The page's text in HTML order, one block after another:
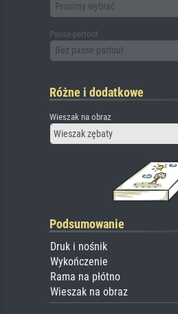
Prosimy wybrać
Passe-partout
Bez passe-partout
Różne i dodatkowe
Wieszak na obraz
Wieszak zębaty
Podsumowanie
Druk i nośnik
Wykończenie
Rama na płótno
Wieszak na obraz